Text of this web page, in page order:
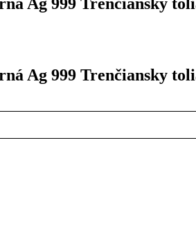
Ag 999 Trenčiansky
Ag 999 Trenčiansky